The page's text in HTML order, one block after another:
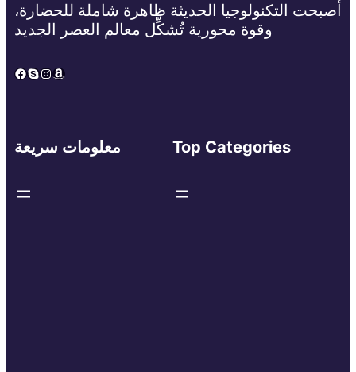
أصبحت التكنولوجيا الحديثة ظاهرة شاملة للحضارة،
وقوة محورية تُشكِّل معالم العصر الجديد
Facebook
Skype
Instagram
Amazon
معلومات سريعة Top Categories